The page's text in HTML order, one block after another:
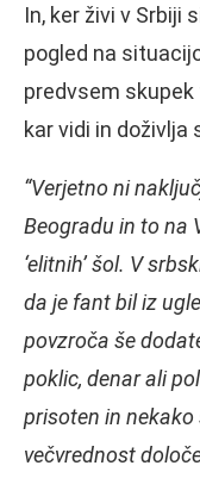
In, ker živi v Srbiji
pogled na
predvsem skupek
kar vidi in doživlja
“Verjetno ni
Beogradu in to na
‘elitnih’ šol. V
da je fant bil iz
povzroča še
poklic, denar ali
prisoten in nekako
večvrednost